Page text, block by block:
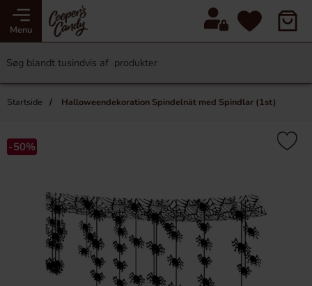
Menu
Startside Halloweendekoration Spindelnät med Spindlar (1st)
-50%